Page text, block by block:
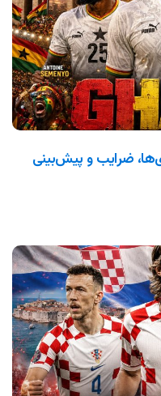
ترکیب، بازی‌ها، ضرایب و پیش‌بینی